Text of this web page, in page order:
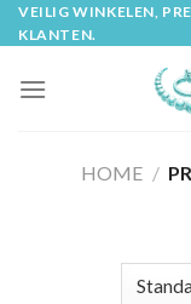
Skip
to
VEILIG WINKELEN,
KLANTEN.
HOME /